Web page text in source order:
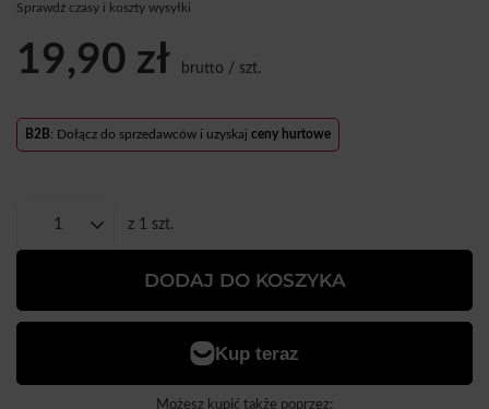
Sprawdź czasy i koszty wysyłki
19,90 zł brutto / szt.
B2B: Dołącz do sprzedawców i uzyskaj ceny hurtowe
z 1 szt.
DODAJ DO KOSZYKA
Możesz kupić także poprzez: